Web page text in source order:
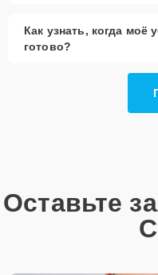
Как узнать, когда моё
готово?
Оставьте